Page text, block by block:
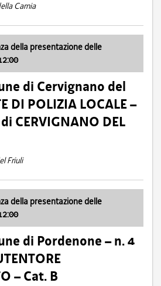
Carnia
della presentazione delle
di Cervignano del
DI POLIZIA LOCALE –
CERVIGNANO DEL
Friuli
della presentazione delle
di Pordenone – n. 4
– Cat. B